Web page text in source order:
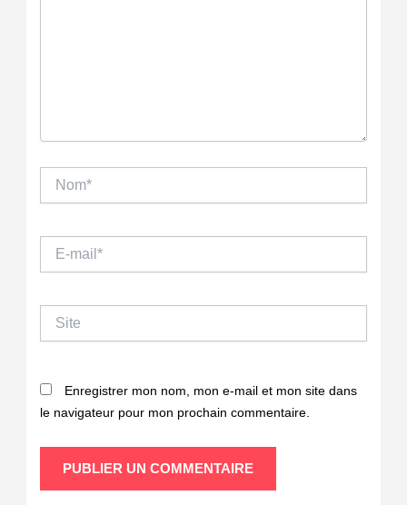
Nom*
mail*
Enregistrer mon nom, mon e-mail et mon site dans
le navigateur pour mon prochain commentaire.